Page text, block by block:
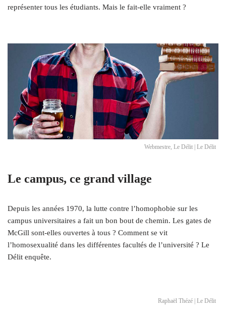
représenter tous les étudiants. Mais le fait-elle vraiment ?
Webmestre, Le Délit | Le Délit
Le campus, ce grand village
Depuis les années 1970, la lutte contre l’homophobie sur les
campus universitaires a fait un bon bout de chemin. Les gates de
McGill sont-elles ouvertes à tous ? Comment se vit
l’homosexualité dans les différentes facultés de l’université ? Le
Délit enquête.
Raphaël Thézé | Le Délit